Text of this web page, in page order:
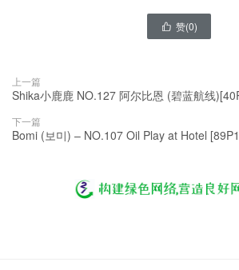
 赞(0)
上一篇
Shika小鹿鹿 NO.127 阿尔比恩 (碧蓝航线
下一篇
Bomi (보미) – NO.107 Oil Play at Hotel